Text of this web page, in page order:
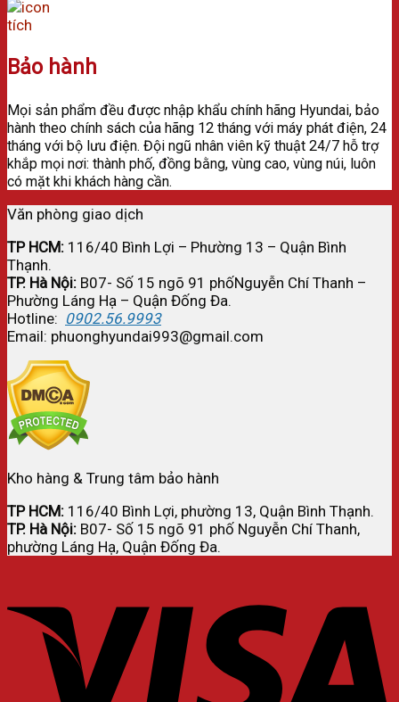
Bảo hành
Mọi sản phẩm đều được nhập khẩu chính hãng Hyundai, bảo
hành theo chính sách của hãng 12 tháng với máy phát điện, 24
tháng với bộ lưu điện. Đội ngũ nhân viên kỹ thuật 24/7 hỗ trợ
khắp mọi nơi: thành phố, đồng bằng, vùng cao, vùng núi, luôn
có mặt khi khách hàng cần.
Văn phòng giao dịch
TP HCM: 116/40 Bình Lợi – Phường 13 – Quận Bình
Thạnh.
TP. Hà Nội: B07- Số 15 ngõ 91 phốNguyễn Chí Thanh –
Phường Láng Hạ – Quận Đống Đa.
Hotline: 0902.56.9993
Email: phuonghyundai993@gmail.com
Kho hàng & Trung tâm bảo hành
TP HCM: 116/40 Bình Lợi, phường 13, Quận Bình Thạnh.
TP. Hà Nội: B07- Số 15 ngõ 91 phố Nguyễn Chí Thanh,
phường Láng Hạ, Quận Đống Đa.